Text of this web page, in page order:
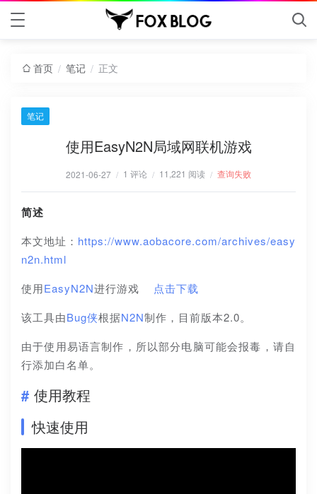
首页 / 笔记 / 正文
笔记
使用EasyN2N局域网联机游戏
2021-06-27 / 1 评论 / 11,221 阅读 / 查询失败
简述
本文地址： https://www.aobacore.com/archives/easy
n2n.html
使用EasyN2N进行游戏 点击下载
该工具由Bug侠根据N2N制作，目前版本2.0。
由于使用易语言制作，所以部分电脑可能会报毒，请自
行添加白名单。
使用教程
快速使用